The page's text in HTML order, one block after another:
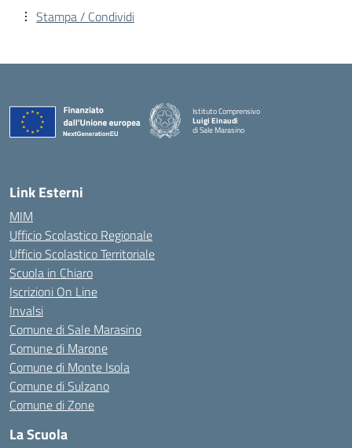
Stampa / Condividi
Istituto Comprensivo
Luigi Einaudi
di Sale Marasino
Link Esterni
MIM
Ufficio Scolastico Regionale
Ufficio Scolastico Territoriale
Scuola in Chiaro
Iscrizioni On Line
Invalsi
Comune di Sale Marasino
Comune di Marone
Comune di Monte Isola
Comune di Sulzano
Comune di Zone
La Scuola